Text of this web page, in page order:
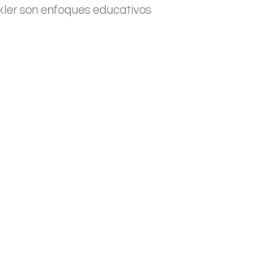
son enfoques educativos